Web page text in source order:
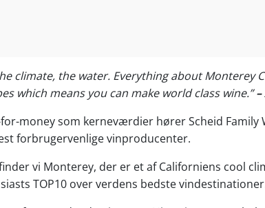
i hånd
og
samt
og
of-
er
climate, the water. Everything about Monterey
which means you can make world class wine.”
money som kerneværdier hører Scheid Family
forbrugervenlige vinproducenter.
vi Monterey, der er et af Californiens cool
TOP10 over verdens bedste